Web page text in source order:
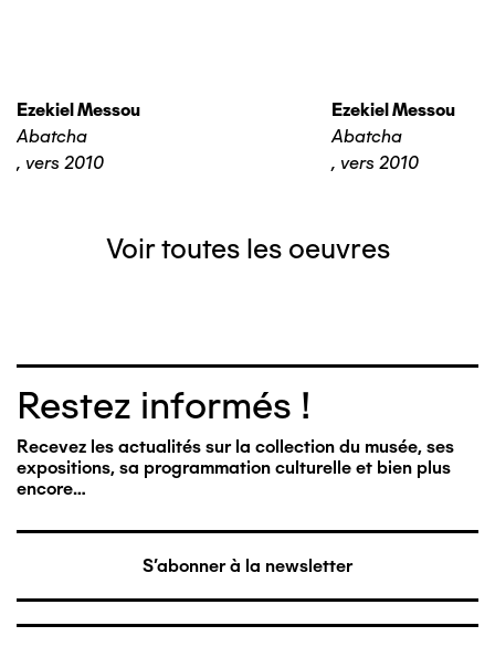
Ezekiel Messou
Abatcha
, vers 2010
Ezekiel Messou
Abatcha
, vers 2010
Voir toutes les oeuvres
Restez informés !
Recevez les actualités sur la collection du musée, ses
expositions, sa programmation culturelle et bien plus
encore…
S'abonner à la newsletter